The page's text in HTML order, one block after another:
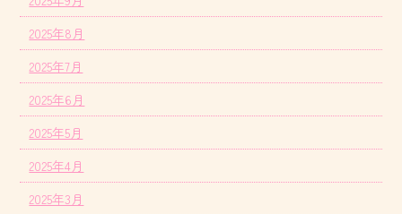
2025年8月
2025年7月
2025年6月
2025年5月
2025年4月
2025年3月